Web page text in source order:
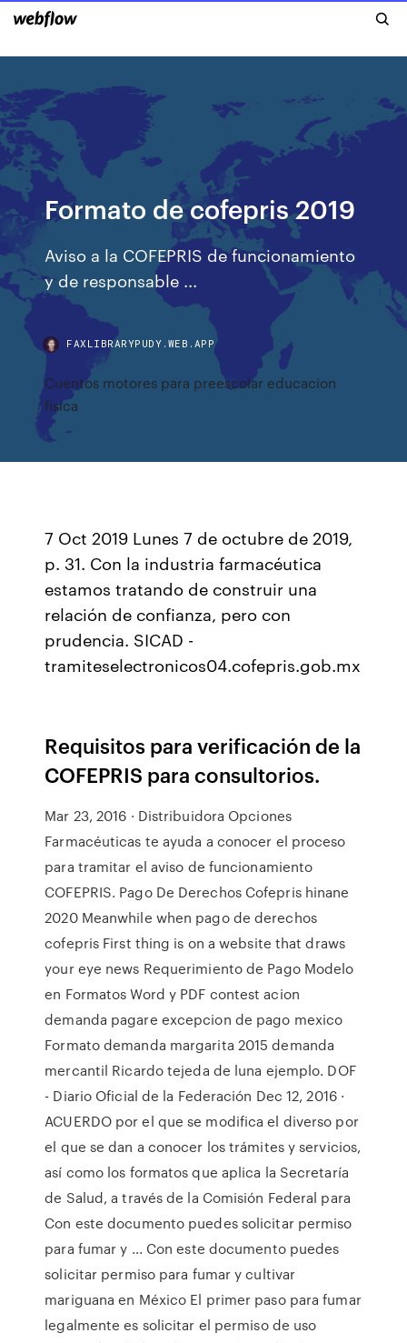
Formato de cofepris 2019
Aviso a la COFEPRIS de funcionamiento
y de responsable ...
FAXLIBRARYPUDY.WEB.APP
Cuentos motores para preescolar educacion
fisica
7 Oct 2019 Lunes 7 de octubre de 2019,
p. 31. Con la industria farmacéutica
estamos tratando de construir una
relación de confianza, pero con
prudencia. SICAD -
tramiteselectronicos04.cofepris.gob.mx
Requisitos para verificación de la
COFEPRIS para consultorios.
Mar 23, 2016 · Distribuidora Opciones
Farmacéuticas te ayuda a conocer el proceso
para tramitar el aviso de funcionamiento
COFEPRIS. Pago De Derechos Cofepris hinane
2020 Meanwhile when pago de derechos
cofepris First thing is on a website that draws
your eye news Requerimiento de Pago Modelo
en Formatos Word y PDF contest acion
demanda pagare excepcion de pago mexico
Formato demanda margarita 2015 demanda
mercantil Ricardo tejeda de luna ejemplo. DOF
- Diario Oficial de la Federación Dec 12, 2016 ·
ACUERDO por el que se modifica el diverso por
el que se dan a conocer los trámites y servicios,
así como los formatos que aplica la Secretaría
de Salud, a través de la Comisión Federal para
Con este documento puedes solicitar permiso
para fumar y ... Con este documento puedes
solicitar permiso para fumar y cultivar
mariguana en México El primer paso para fumar
legalmente es solicitar el permiso de uso